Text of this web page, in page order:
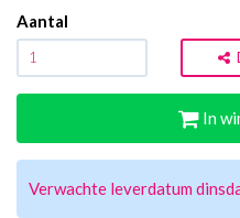
Aantal
In
Verwachte leverdatum